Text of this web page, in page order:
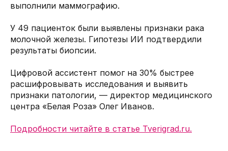
выполнили маммографию.
У 49 пациенток были выявлены признаки рака
молочной железы. Гипотезы ИИ подтвердили
результаты биопсии.
Цифровой ассистент помог на 30% быстрее
расшифровывать исследования и выявить
признаки патологии, — директор медицинского
центра «Белая Роза» Олег Иванов.
Подробности читайте в статье Tverigrad.ru.